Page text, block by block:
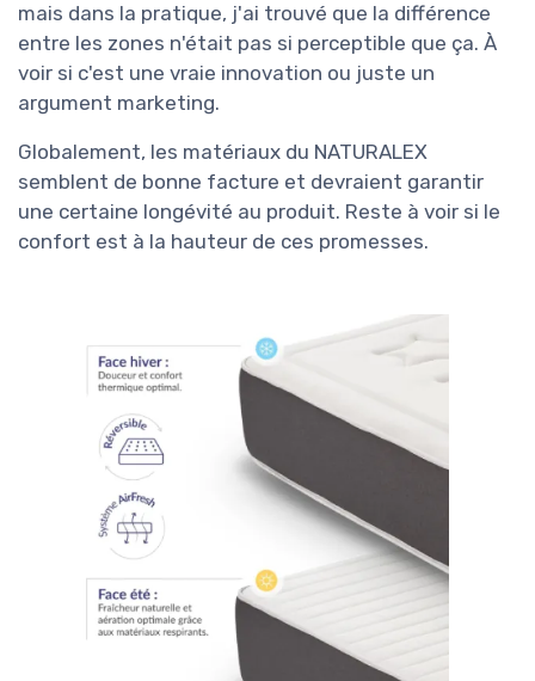
mais dans la pratique, j'ai trouvé que la différence
entre les zones n'était pas si perceptible que ça. À
voir si c'est une vraie innovation ou juste un
argument marketing.
Globalement, les matériaux du NATURALEX
semblent de bonne facture et devraient garantir
une certaine longévité au produit. Reste à voir si le
confort est à la hauteur de ces promesses.